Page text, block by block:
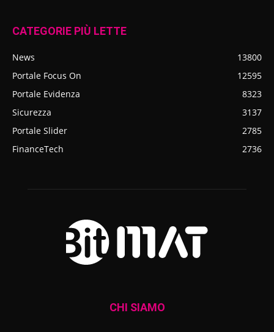
CATEGORIE PIÙ LETTE
News
13800
Portale Focus On
12595
Portale Evidenza
8323
Sicurezza
3137
Portale Slider
2785
FinanceTech
2736
CHI SIAMO